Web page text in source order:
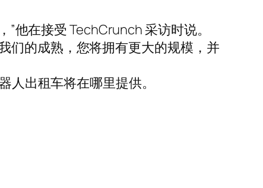
他在接受 TechCrunch 采访时说。
们的成熟，您将拥有更大的规模，并
人出租车将在哪里提供。